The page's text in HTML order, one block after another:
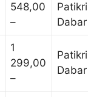
548,00
–
Dabar
1
299,00
–
Dabar